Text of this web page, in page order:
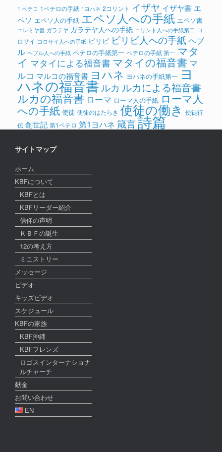
1 ペテロ 1ペテロの手紙 1ヨハネ 2コリント イザヤ イザヤ書 エ
ペソ エペソ人の手紙 エペソ人への手紙 エペソ書
エレミヤ書 ガラテヤ ガラテヤ人への手紙 コリント人への手紙第二 コ
ロサイ コロサイ人への手紙 ピリピ ピリピ人への手紙ヘブ
ル ヘブル人への手紙 ペテロの手紙第一 ペテロの手紙 第一 マタ
イ マタイによる福音書 マタイの福音書 マ
ルコ マルコの福音書 ヨハネ ヨハネの手紙第一 ヨ
ハネの福音書 ルカ ルカによる福音書
ルカの福音書 ローマ ローマ人の手紙 ローマ人
への手紙 使徒 使徒のはたらき 使徒の働き 使徒行
伝 創世記 第1ペテロ 第1ヨハネ 箴言詩篇
サイトマップ
ホーム
KBFについて
KBFとは
KBFリーダー紹介
信仰の声明
ＫＢＦの誕生
12の考え方
ミニストリー
メッセージ
ビデオ
キッズビデオ
スケジュール
KBFの家族
KBF沖縄
KBFフレンズ
ロゴスインターナショナ
ルチャーチ
献金
お問い合わせ
EN